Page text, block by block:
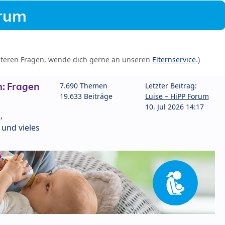
Fragen, wende dich gerne an unseren Elternservice.)
Fragen
vieles
7.690 Themen
19.633 Beiträge
Letzter Beitrag:
Luise – HiPP Forum
10. Jul 2026 14:17